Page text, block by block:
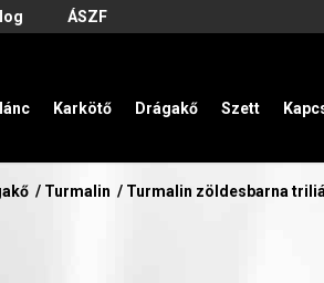
ÁSZF
Karkötő Drágakő Szett
/ Turmalin / Turmalin zöldesbarna